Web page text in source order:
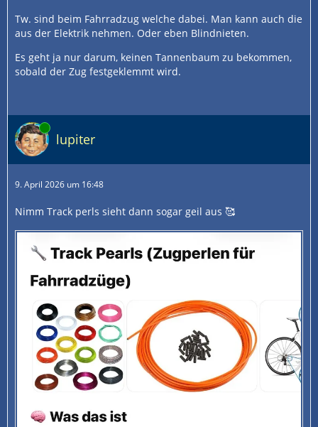
Tw. sind beim Fahrradzug welche dabei. Man kann auch die
aus der Elektrik nehmen. Oder eben Blindnieten.
Es geht ja nur darum, keinen Tannenbaum zu bekommen,
sobald der Zug festgeklemmt wird.
Online
lupiter
9. April 2026 um 16:48
Nimm Track perls sieht dann sogar geil aus 🥰